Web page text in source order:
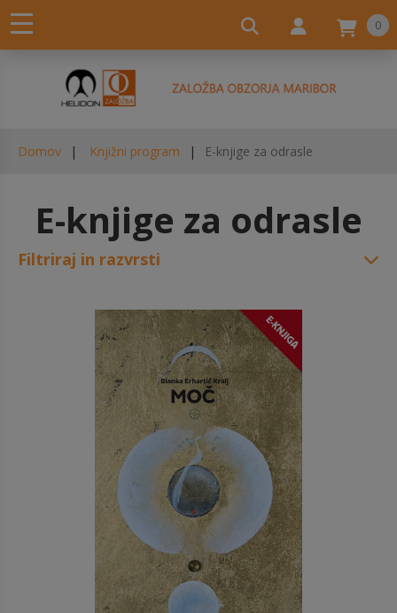
0
Domov Knjižni program E-knjige za odrasle
E-knjige za odrasle
Filtriraj in razvrsti